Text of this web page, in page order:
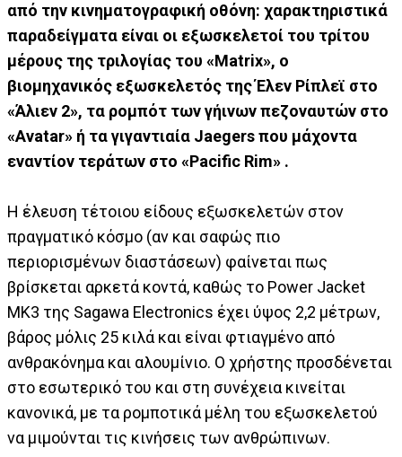
από την κινηματογραφική οθόνη: χαρακτηριστικά
παραδείγματα είναι οι εξωσκελετοί του τρίτου
μέρους της τριλογίας του «Matrix», ο
βιομηχανικός εξωσκελετός της Έλεν Ρίπλεϊ στο
«Άλιεν 2», τα ρομπότ των γήινων πεζοναυτών στο
«Avatar» ή τα γιγαντιαία Jaegers που μάχοντα
εναντίον τεράτων στο «Pacific Rim» .
Η έλευση τέτοιου είδους εξωσκελετών στον
πραγματικό κόσμο (αν και σαφώς πιο
περιορισμένων διαστάσεων) φαίνεται πως
βρίσκεται αρκετά κοντά, καθώς το Power Jacket
MK3 της Sagawa Electronics έχει ύψος 2,2 μέτρων,
βάρος μόλις 25 κιλά και είναι φτιαγμένο από
ανθρακόνημα και αλουμίνιο. Ο χρήστης προσδένεται
στο εσωτερικό του και στη συνέχεια κινείται
κανονικά, με τα ρομποτικά μέλη του εξωσκελετού
να μιμούνται τις κινήσεις των ανθρώπινων.